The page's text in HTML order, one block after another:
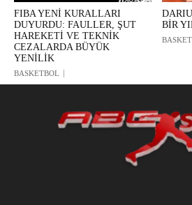
FIBA YENİ KURALLARI
DUYURDU: FAULLER, ŞUT
HAREKETİ VE TEKNİK
CEZALARDA BÜYÜK
YENİLİK
BASKETBOL
BİR